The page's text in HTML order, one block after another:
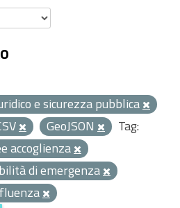
e sicurezza pubblica
GeoJSON
Tag:
accoglienza
di emergenza